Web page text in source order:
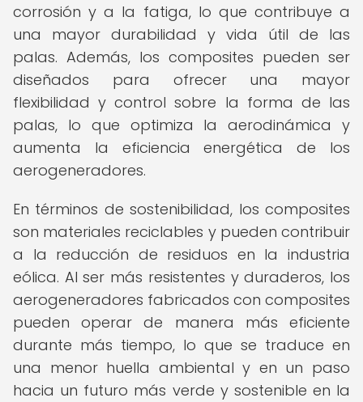
corrosión y a la fatiga, lo que contribuye a
una mayor durabilidad y vida útil de las
palas. Además, los composites pueden ser
diseñados para ofrecer una mayor
flexibilidad y control sobre la forma de las
palas, lo que optimiza la aerodinámica y
aumenta la eficiencia energética de los
aerogeneradores.
En términos de sostenibilidad, los composites
son materiales reciclables y pueden contribuir
a la reducción de residuos en la industria
eólica. Al ser más resistentes y duraderos, los
aerogeneradores fabricados con composites
pueden operar de manera más eficiente
durante más tiempo, lo que se traduce en
una menor huella ambiental y en un paso
hacia un futuro más verde y sostenible en la